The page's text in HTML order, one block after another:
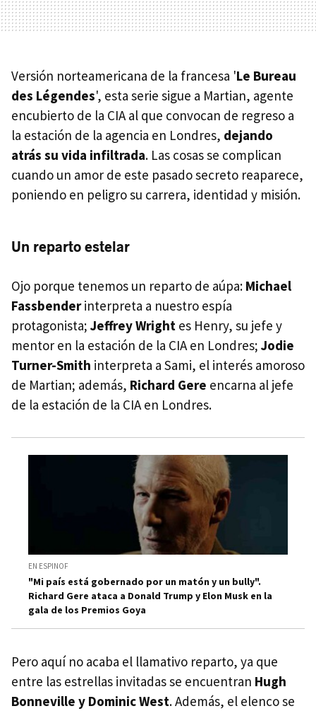
Versión norteamericana de la francesa 'Le Bureau
des Légendes', esta serie sigue a Martian, agente
encubierto de la CIA al que convocan de regreso a
la estación de la agencia en Londres, dejando
atrás su vida infiltrada. Las cosas se complican
cuando un amor de este pasado secreto reaparece,
poniendo en peligro su carrera, identidad y misión.
Un reparto estelar
Ojo porque tenemos un reparto de aúpa: Michael
Fassbenderinterpreta a nuestro espía
protagonista; Jeffrey Wright es Henry, su jefe y
mentor en la estación de la CIA en Londres; Jodie
Turner-Smith interpreta a Sami, el interés amoroso
de Martian; además, Richard Gere encarna al jefe
de la estación de la CIA en Londres.
EN ESPINOF
"Mi país está gobernado por un matón y un bully".
Richard Gere ataca a Donald Trump y Elon Musk en la
gala de los Premios Goya
Pero aquí no acaba el llamativo reparto, ya que
entre las estrellas invitadas se encuentran Hugh
Bonneville y Dominic West. Además, el elenco se